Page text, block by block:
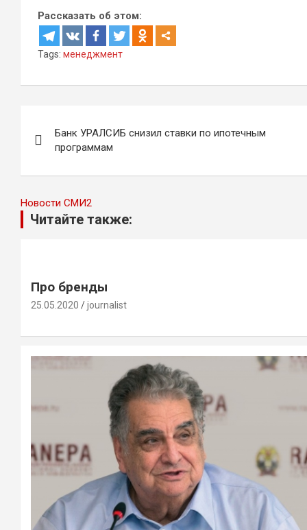
Рассказать об этом:
Tags: менеджмент
по
записям
Банк УРАЛСИБ снизил ставки по ипотечным
программам
Новости СМИ2
Читайте также:
Про бренды
25.05.2020 journalist